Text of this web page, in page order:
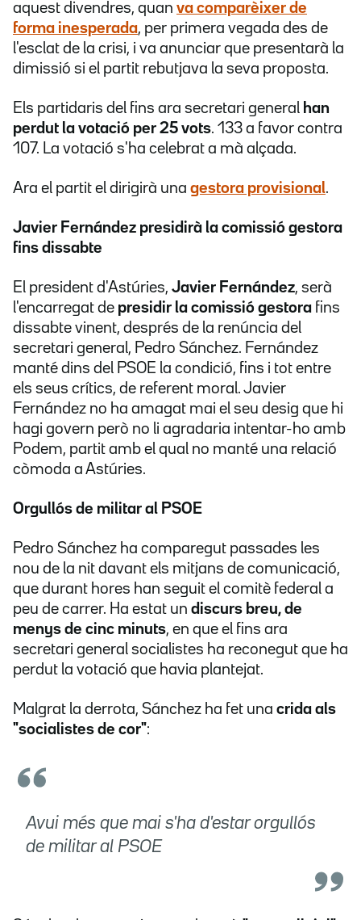
aquest divendres, quan va comparèixer de
forma inesperada, per primera vegada des de
l'esclat de la crisi, i va anunciar que presentarà la
dimissió si el partit rebutjava la seva proposta.
Els partidaris del fins ara secretari general han
perdut la votació per 25 vots. 133 a favor contra
107. La votació s'ha celebrat a mà alçada.
Ara el partit el dirigirà una gestora provisional.
Javier Fernández presidirà la comissió gestora
fins dissabte
El president d'Astúries, Javier Fernández, serà
l'encarregat de presidir la comissió gestora fins
dissabte vinent, després de la renúncia del
secretari general, Pedro Sánchez. Fernández
manté dins del PSOE la condició, fins i tot entre
els seus crítics, de referent moral. Javier
Fernández no ha amagat mai el seu desig que hi
hagi govern però no li agradaria intentar-ho amb
Podem, partit amb el qual no manté una relació
còmoda a Astúries.
Orgullós de militar al PSOE
Pedro Sánchez ha comparegut passades les
nou de la nit davant els mitjans de comunicació,
que durant hores han seguit el comitè federal a
peu de carrer. Ha estat un discurs breu, de
menys de cinc minuts, en que el fins ara
secretari general socialistes ha reconegut que ha
perdut la votació que havia plantejat.
Malgrat la derrota, Sánchez ha fet una crida als
"socialistes de cor":
Avui més que mai s'ha d'estar orgullós
de militar al PSOE